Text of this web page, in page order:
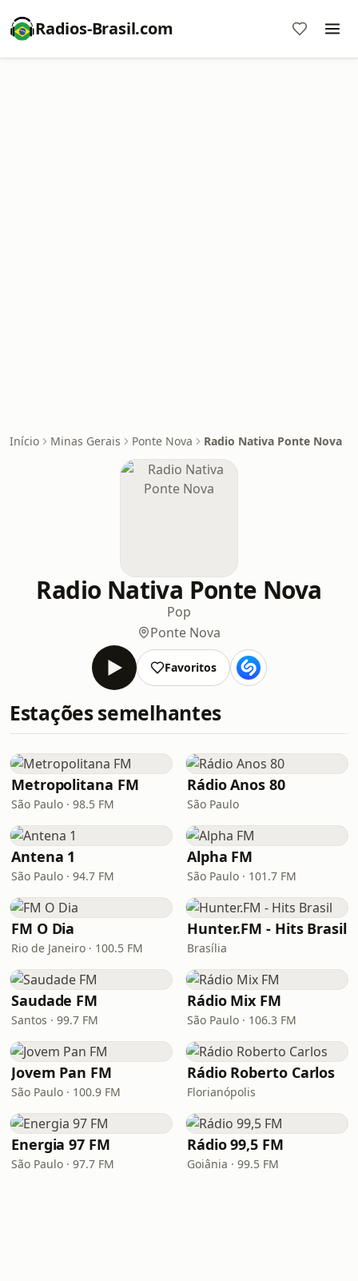
Radios-Brasil.com
Início Minas Gerais Ponte Nova Radio Nativa Ponte Nova
Radio Nativa Ponte Nova
Pop
Ponte Nova
Favoritos
Estações semelhantes
Metropolitana FM
São Paulo · 98.5 FM
Rádio Anos 80
São Paulo
Antena 1
São Paulo · 94.7 FM
Alpha FM
São Paulo · 101.7 FM
FM O Dia
Rio de Janeiro · 100.5 FM
Hunter.FM - Hits Brasil
Brasília
Saudade FM
Santos · 99.7 FM
Rádio Mix FM
São Paulo · 106.3 FM
Jovem Pan FM
São Paulo · 100.9 FM
Rádio Roberto Carlos
Florianópolis
Energia 97 FM
São Paulo · 97.7 FM
Rádio 99,5 FM
Goiânia · 99.5 FM